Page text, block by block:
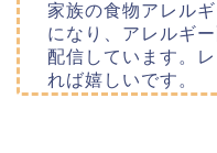
家族の食物アレル
になり、アレルギ
配信しています。
れば嬉しいです。